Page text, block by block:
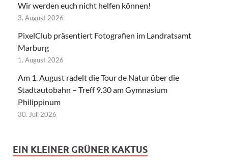
Wir werden euch nicht helfen können!
3. August 2026
PixelClub präsentiert Fotografien im Landratsamt
Marburg
1. August 2026
Am 1. August radelt die Tour de Natur über die
Stadtautobahn – Treff 9.30 am Gymnasium
Philippinum
30. Juli 2026
EIN KLEINER GRÜNER KAKTUS